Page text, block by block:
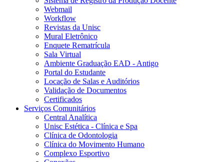
Webmail
Workflow
Revistas da Unisc
Mural Eletrônico
Enquete Rematrícula
Sala Virtual
Ambiente Graduação EAD - Antigo
Portal do Estudante
Locação de Salas e Auditórios
Validação de Documentos
Certificados
Serviços Comunitários
Central Analítica
Unisc Estética - Clínica e Spa
Clínica de Odontologia
Clínica do Movimento Humano
Complexo Esportivo